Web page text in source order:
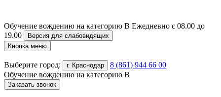
Обучение вождению на категорию B Ежедневно с 08.00 до
19.00
Версия для слабовидящих
Кнопка меню
Выберите город: г. Краснодар
8 (861) 944 66 00
Обучение вождению на категорию B
Заказать звонок